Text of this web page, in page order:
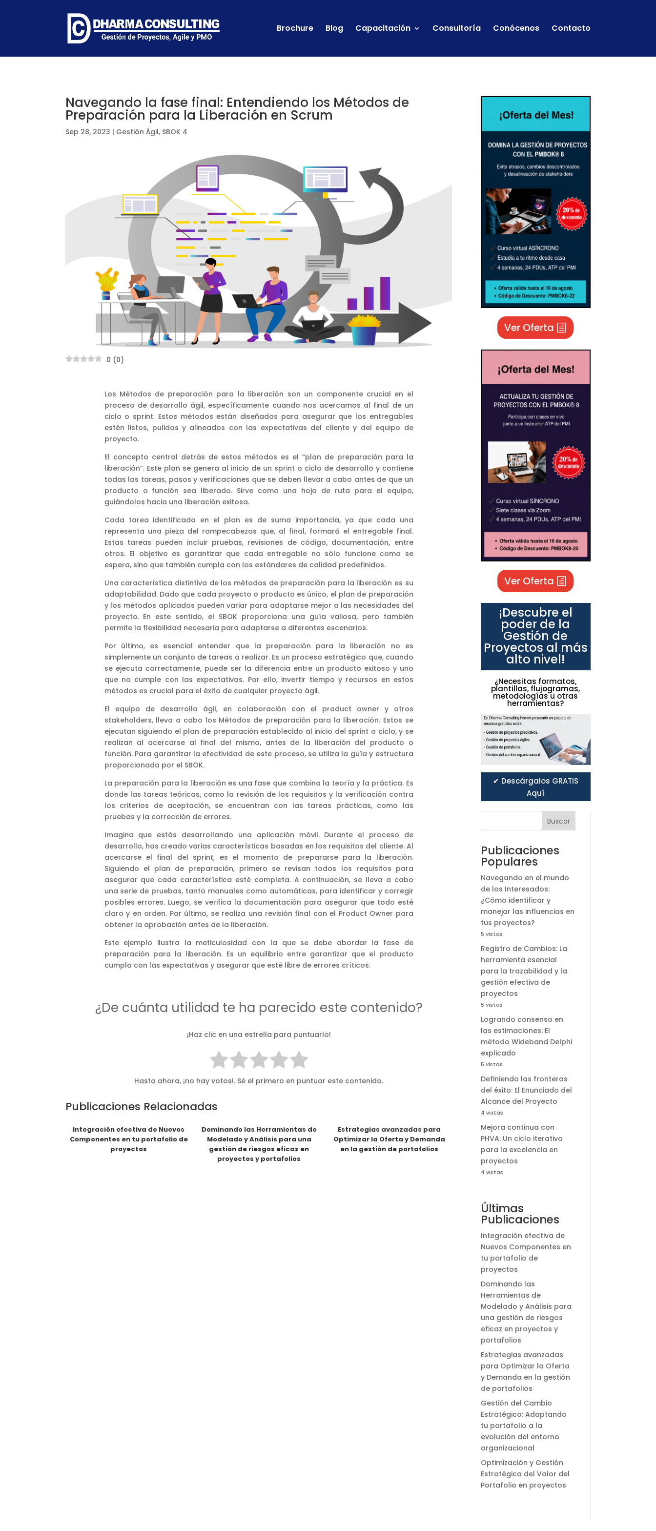
Brochure Blog Capacitación Consultoría Conócenos Contacto
Navegando la fase final: Entendiendo los Métodos de
Preparación para la Liberación en Scrum
Sep 28, 2023 | Gestión Ágil, SBOK 4
0 (0)
Los Métodos de preparación para la liberación son un componente crucial en el
proceso de desarrollo ágil, específicamente cuando nos acercamos al final de un
ciclo o sprint. Estos métodos están diseñados para asegurar que los entregables
estén listos, pulidos y alineados con las expectativas del cliente y del equipo de
proyecto.
El concepto central detrás de estos métodos es el “plan de preparación para la
liberación”. Este plan se genera al inicio de un sprint o ciclo de desarrollo y contiene
todas las tareas, pasos y verificaciones que se deben llevar a cabo antes de que un
producto o función sea liberado. Sirve como una hoja de ruta para el equipo,
guiándolos hacia una liberación exitosa.
Cada tarea identificada en el plan es de suma importancia, ya que cada una
representa una pieza del rompecabezas que, al final, formará el entregable final.
Estas tareas pueden incluir pruebas, revisiones de código, documentación, entre
otros. El objetivo es garantizar que cada entregable no sólo funcione como se
espera, sino que también cumpla con los estándares de calidad predefinidos.
Una característica distintiva de los métodos de preparación para la liberación es su
adaptabilidad. Dado que cada proyecto o producto es único, el plan de preparación
y los métodos aplicados pueden variar para adaptarse mejor a las necesidades del
proyecto. En este sentido, el SBOK proporciona una guía valiosa, pero también
permite la flexibilidad necesaria para adaptarse a diferentes escenarios.
Por último, es esencial entender que la preparación para la liberación no es
simplemente un conjunto de tareas a realizar. Es un proceso estratégico que, cuando
se ejecuta correctamente, puede ser la diferencia entre un producto exitoso y uno
que no cumple con las expectativas. Por ello, invertir tiempo y recursos en estos
métodos es crucial para el éxito de cualquier proyecto ágil.
El equipo de desarrollo ágil, en colaboración con el product owner y otros
stakeholders, lleva a cabo los Métodos de preparación para la liberación. Estos se
ejecutan siguiendo el plan de preparación establecido al inicio del sprint o ciclo, y se
realizan al acercarse al final del mismo, antes de la liberación del producto o
función. Para garantizar la efectividad de este proceso, se utiliza la guía y estructura
proporcionada por el SBOK.
La preparación para la liberación es una fase que combina la teoría y la práctica. Es
donde las tareas teóricas, como la revisión de los requisitos y la verificación contra
los criterios de aceptación, se encuentran con las tareas prácticas, como las
pruebas y la corrección de errores.
Imagina que estás desarrollando una aplicación móvil. Durante el proceso de
desarrollo, has creado varias características basadas en los requisitos del cliente. Al
acercarse el final del sprint, es el momento de prepararse para la liberación.
Siguiendo el plan de preparación, primero se revisan todos los requisitos para
asegurar que cada característica esté completa. A continuación, se lleva a cabo
una serie de pruebas, tanto manuales como automáticas, para identificar y corregir
posibles errores. Luego, se verifica la documentación para asegurar que todo esté
claro y en orden. Por último, se realiza una revisión final con el Product Owner para
obtener la aprobación antes de la liberación.
Este ejemplo ilustra la meticulosidad con la que se debe abordar la fase de
preparación para la liberación. Es un equilibrio entre garantizar que el producto
cumpla con las expectativas y asegurar que esté libre de errores críticos.
¿De cuánta utilidad te ha parecido este contenido?
¡Haz clic en una estrella para puntuarlo!
Hasta ahora, ¡no hay votos!. Sé el primero en puntuar este contenido.
Publicaciones Relacionadas
Integración efectiva de Nuevos
Componentes en tu portafolio de
proyectos
Dominando las Herramientas de
Modelado y Análisis para una
gestión de riesgos eficaz en
proyectos y portafolios
Estrategias avanzadas para
Optimizar la Oferta y Demanda
en la gestión de portafolios
Ver Oferta
Ver Oferta
¡Descubre el
poder de la
Gestión de
Proyectos al más
alto nivel!
¿Necesitas formatos,
plantillas, flujogramas,
metodologías u otras
herramientas?
✔ Descárgalos GRATIS
Aquí
Buscar
Publicaciones
Populares
Navegando en el mundo
de los Interesados:
¿Cómo identificar y
manejar las influencias en
tus proyectos?
5 vistas
Registro de Cambios: La
herramienta esencial
para la trazabilidad y la
gestión efectiva de
proyectos
5 vistas
Logrando consenso en
las estimaciones: El
método Wideband Delphi
explicado
5 vistas
Definiendo las fronteras
del éxito: El Enunciado del
Alcance del Proyecto
4 vistas
Mejora continua con
PHVA: Un ciclo iterativo
para la excelencia en
proyectos
4 vistas
Últimas
Publicaciones
Integración efectiva de
Nuevos Componentes en
tu portafolio de
proyectos
Dominando las
Herramientas de
Modelado y Análisis para
una gestión de riesgos
eficaz en proyectos y
portafolios
Estrategias avanzadas
para Optimizar la Oferta
y Demanda en la gestión
de portafolios
Gestión del Cambio
Estratégico: Adaptando
tu portafolio a la
evolución del entorno
organizacional
Optimización y Gestión
Estratégica del Valor del
Portafolio en proyectos